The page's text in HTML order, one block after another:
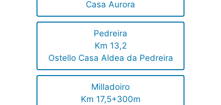
Casa Aurora
Pedreira
Km 13,2
Ostello Casa Aldea da Pedreira
Milladoiro
Km 17,5+300m